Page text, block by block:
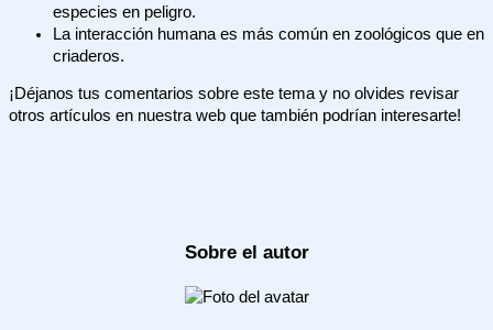
especies en peligro.
La interacción humana es más común en zoológicos que en
criaderos.
¡Déjanos tus comentarios sobre este tema y no olvides revisar
otros artículos en nuestra web que también podrían interesarte!
Sobre el autor